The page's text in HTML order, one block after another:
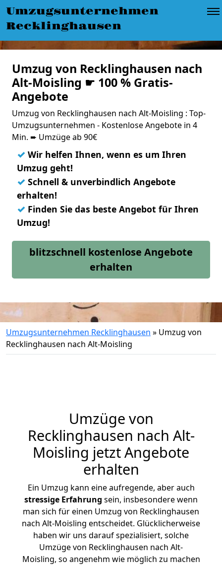
Umzugsunternehmen
Recklinghausen
Umzug von Recklinghausen nach
Alt-Moisling ☛ 100 % Gratis-
Angebote
Umzug von Recklinghausen nach Alt-Moisling : Top-
Umzugsunternehmen - Kostenlose Angebote in 4
Min. ➨ Umzüge ab 90€
✓ Wir helfen Ihnen, wenn es um Ihren
Umzug geht!
✓ Schnell & unverbindlich Angebote
erhalten!
✓ Finden Sie das beste Angebot für Ihren
Umzug!
blitzschnell kostenlose Angebote
erhalten
Umzugsunternehmen Recklinghausen » Umzug von
Recklinghausen nach Alt-Moisling
Umzüge von
Recklinghausen nach Alt-
Moisling jetzt Angebote
erhalten
Ein Umzug kann eine aufregende, aber auch
stressige Erfahrung sein, insbesondere wenn
man sich für einen Umzug von Recklinghausen
nach Alt-Moisling entscheidet. Glücklicherweise
haben wir uns darauf spezialisiert, solche
Umzüge von Recklinghausen nach Alt-
Moisling, so angenehm wie möglich zu machen